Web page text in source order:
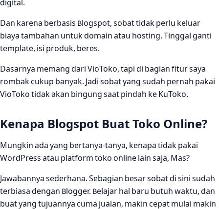
digital.
Dan karena berbasis Blogspot, sobat tidak perlu keluar
biaya tambahan untuk domain atau hosting. Tinggal ganti
template, isi produk, beres.
Dasarnya memang dari VioToko, tapi di bagian fitur saya
rombak cukup banyak. Jadi sobat yang sudah pernah pakai
VioToko tidak akan bingung saat pindah ke KuToko.
Kenapa Blogspot Buat Toko Online?
Mungkin ada yang bertanya-tanya, kenapa tidak pakai
WordPress atau platform toko online lain saja, Mas?
Jawabannya sederhana. Sebagian besar sobat di sini sudah
terbiasa dengan Blogger. Belajar hal baru butuh waktu, dan
buat yang tujuannya cuma jualan, makin cepat mulai makin